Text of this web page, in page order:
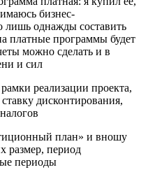
бизнес-
однажды составить
платные программы будет
можно сделать и в
и сил
реализации проекта,
дисконтирования,
план» и вношу
размер, период
периоды